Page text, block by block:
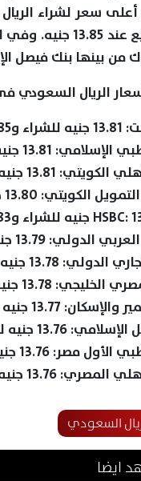
من بينها بنك فيصل
الريال السعودي
للبيع.
جنيه للشراء و13.84 جنيه للبيع.
جنيه للشراء و13.84 جنيه للبيع.
13.80 جنيه للشراء و13.83 جنيه للبيع.
13.79 جنيه للشراء و13.82 جنيه للبيع.
جنيه للشراء و13.82 جنيه للبيع.
جنيه للشراء و13.82 جنيه للبيع.
جنيه للشراء و13.82 جنيه للبيع.
جنيه للشراء و13.82 جنيه للبيع.
جنيه للشراء و13.84 جنيه للبيع.
جنيه للشراء و13.82 جنيه للبيع.
السعودي
ايضا